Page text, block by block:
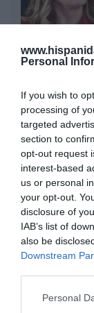
Personal
If you wish to
processing of
targeted
section to
opt-out request
interest-based
us or personal
your opt-out.
disclosure of
IAB’s list of
also be
Downstream
Personal
Al final, la
a ser de
Pablo Ferrer